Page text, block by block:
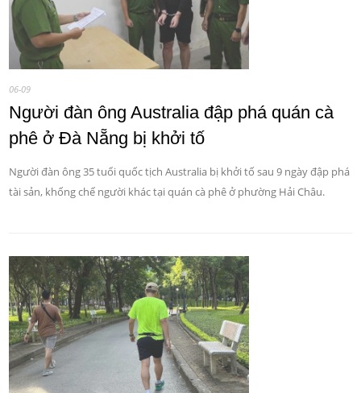
06-09
Người đàn ông Australia đập phá quán cà
phê ở Đà Nẵng bị khởi tố
Người đàn ông 35 tuổi quốc tịch Australia bị khởi tố sau 9 ngày đập phá
tài sản, khống chế người khác tại quán cà phê ở phường Hải Châu.